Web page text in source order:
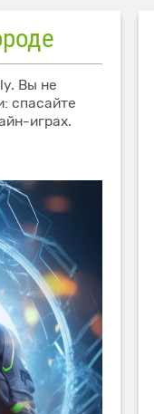
Вы не
спасайте
играх.